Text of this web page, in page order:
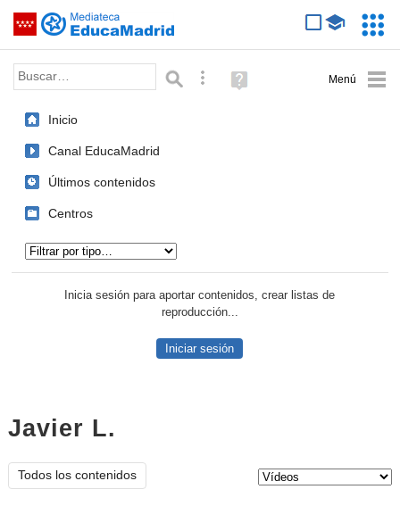
Saltar navegación
Palabra o frase: Búsqueda avanzada
Ayuda
(en
Inicio
Canal EducaMadrid
Últimos contenidos
Centros
Inicia sesión para aportar contenidos, crear listas de
reproducción...
Iniciar sesión
Javier L.
Todos los contenidos